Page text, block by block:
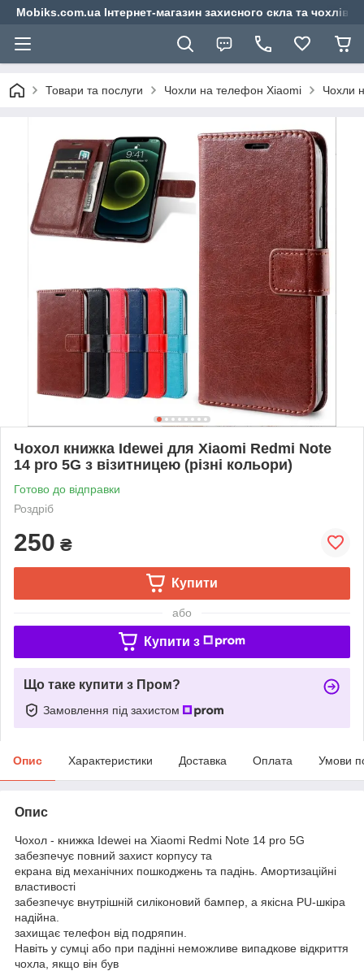
Mobiks.com.ua Інтернет-магазин захисного скла та чохлів
Товари та послуги Чохли на телефон Xiaomi Чохли
Чохол книжка Idewei для Xiaomi Redmi Note
14 pro 5G з візитницею (різні кольори)
Готово до відправки
Роздріб
250 ₴
Купити
або
Купити з
Що таке купити з Пром?
Замовлення під захистом
Опис Характеристики Доставка Оплата Умови
Опис
Чохол - книжка Idewei на Xiaomi Redmi Note 14 pro 5G
забезпечує повний захист корпусу та
екрана від механічних пошкоджень та падінь. Амортизаційні
властивості
забезпечує внутрішній силіконовий бампер, а якісна PU-шкіра
надійна.
захищає телефон від подряпин.
Навіть у сумці або при падінні неможливе випадкове відкриття
чохла, якщо він був